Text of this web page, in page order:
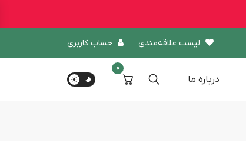
لیست علاقه‌مندی حساب کاربری
درباره‌ ما
0